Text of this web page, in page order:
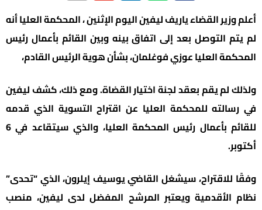
أعلم وزير القضاء ياريف ليفين اليوم الإثنين ، المحكمة العليا أنه
لم يتم التوصل بعد إلى اتفاق بينه وبين القائم بأعمال رئيس
المحكمة العليا عوزي فوغلمان، بشأن هوية الرئيس القادم،
ولذلك لم يقم بعقد لجنة اختيار القضاة. ومع ذلك، كشف ليفين
في رسالته للمحكمة العليا عن اقتراح التسوية الذي قدمه
للقائم بأعمال رئيس المحكمة العليا، والذي سيتقاعد في 6
أكتوبر.
وفقًا للاقتراح، سيشغل القاضي يوسيف إيلرون، الذي “تحدى”
نظام الأقدمية ويعتبر المرشح المفضل لدى ليفين، منصب